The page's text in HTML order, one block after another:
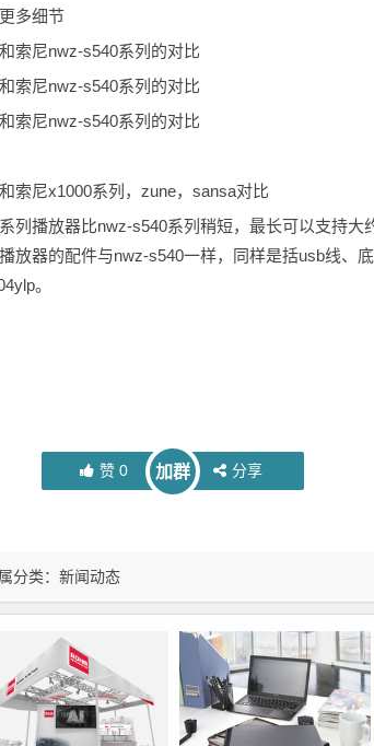
多细节
索尼nwz-s540系列的对比
索尼nwz-s540系列的对比
索尼nwz-s540系列的对比
索尼x1000系列，zune，sansa对比
列播放器比nwz-s540系列稍短，最长可以支持大
放器的配件与nwz-s540一样，同样是括usb线、
。
赞0 加群 分享
分类： 新闻动态